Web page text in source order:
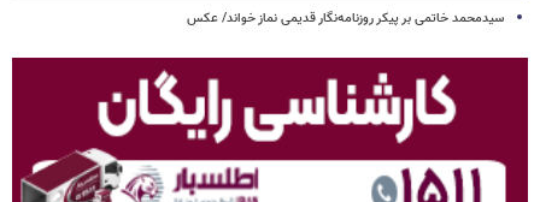
سیدمحمد خاتمی بر پیکر روزنامه‌نگار قدیمی نماز خواند/ عکس